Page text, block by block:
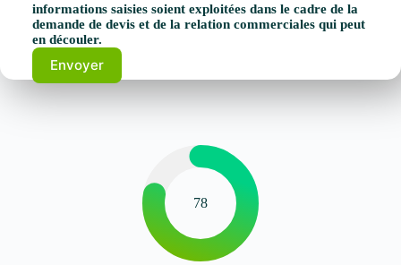
informations saisies soient exploitées dans le cadre de la
demande de devis et de la relation commerciales qui peut
en découler.
78